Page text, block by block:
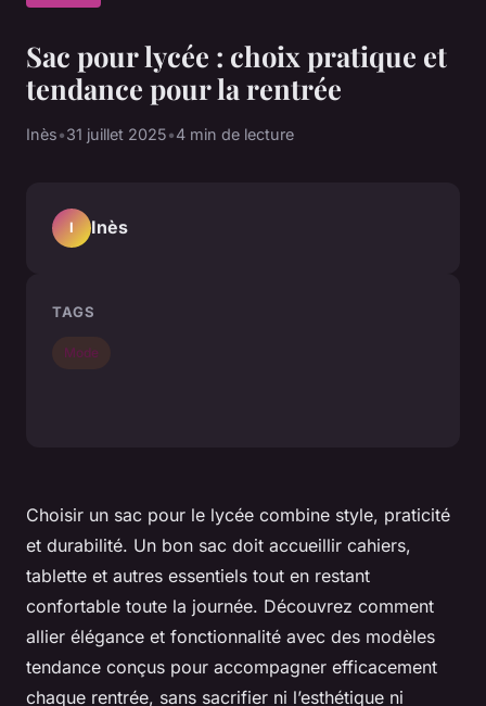
Sac pour lycée : choix pratique et
tendance pour la rentrée
Inès•31 juillet 2025•4 min de lecture
Choisir un sac pour le lycée combine style, praticité
et durabilité. Un bon sac doit accueillir cahiers,
tablette et autres essentiels tout en restant
confortable toute la journée. Découvrez comment
allier élégance et fonctionnalité avec des modèles
tendance conçus pour accompagner efficacement
chaque rentrée, sans sacrifier ni l’esthétique ni
I Inès
TAGS
Mode